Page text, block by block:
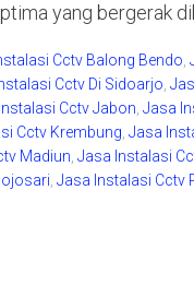
yang bergerak
Cctv Balong Bendo
Cctv Di Sidoarjo
Cctv Jabon Jasa
Cctv Krembung Jasa
Madiun Jasa Instalasi
Jasa Instalasi Cctv